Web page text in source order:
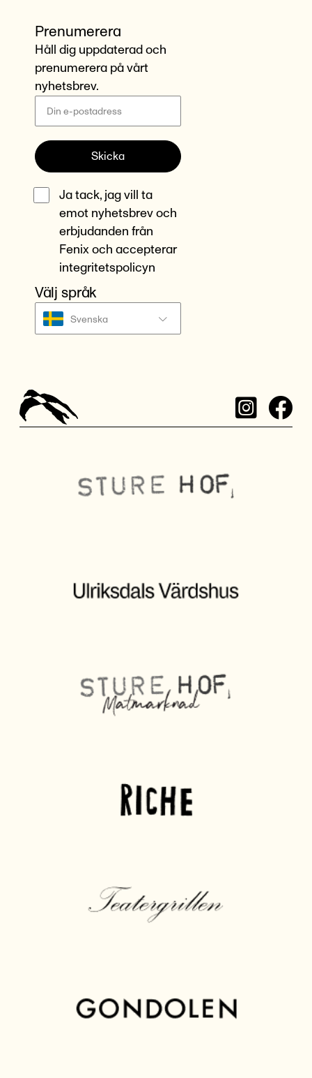
Prenumerera
Håll dig uppdaterad och
prenumerera på vårt
nyhetsbrev.
Skicka
Ja tack, jag vill ta
emot nyhetsbrev och
erbjudanden från
Fenix och accepterar
integritetspolicyn
Välj språk
Svenska